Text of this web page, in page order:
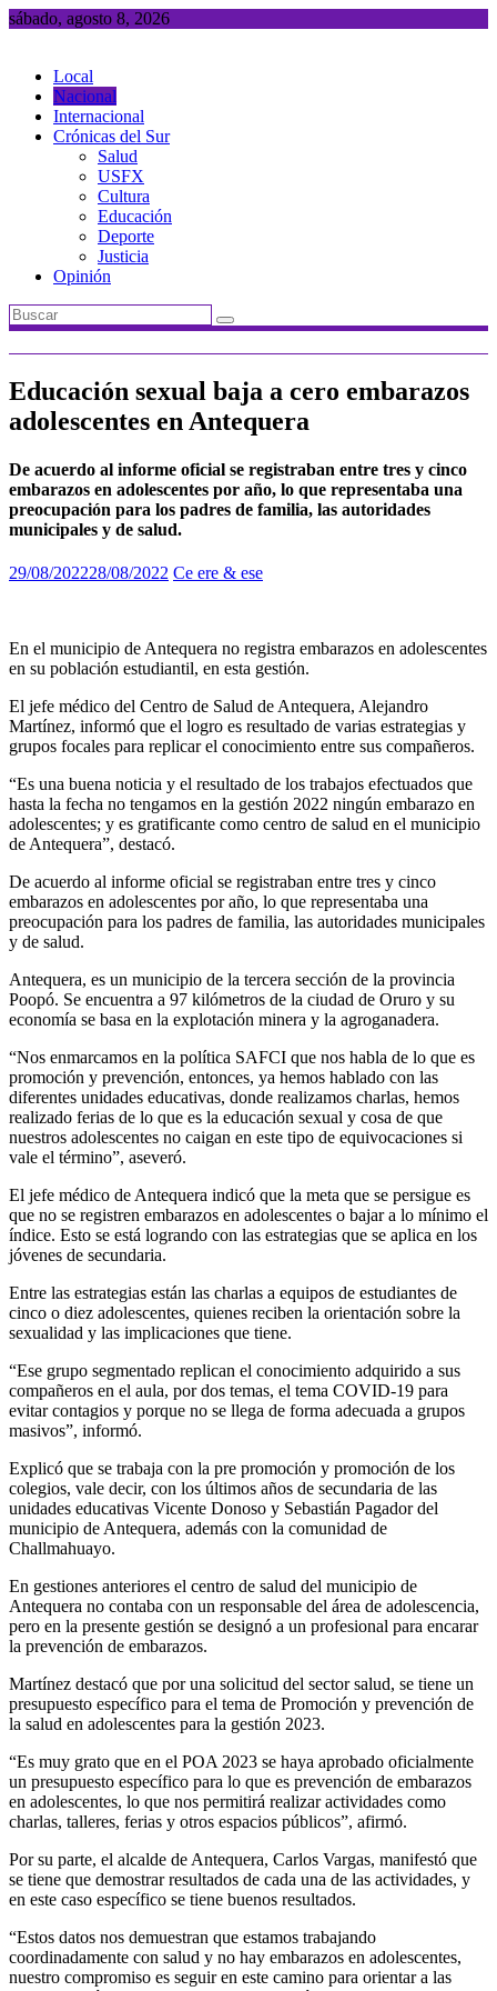
Saltar
sábado, agosto 8, 2026
Local
Nacional
Internacional
Crónicas del Sur
Salud
USFX
Cultura
Educación
Deporte
Justicia
Opinión
Educación sexual baja a cero embarazos
adolescentes en Antequera
De acuerdo al informe oficial se registraban entre tres y cinco
embarazos en adolescentes por año, lo que representaba una
preocupación para los padres de familia, las autoridades
municipales y de salud.
29/08/202228/08/2022 Ce ere & ese
En el municipio de Antequera no registra embarazos en adolescentes
en su población estudiantil, en esta gestión.
El jefe médico del Centro de Salud de Antequera, Alejandro
Martínez, informó que el logro es resultado de varias estrategias y
grupos focales para replicar el conocimiento entre sus compañeros.
“Es una buena noticia y el resultado de los trabajos efectuados que
hasta la fecha no tengamos en la gestión 2022 ningún embarazo en
adolescentes; y es gratificante como centro de salud en el municipio
de Antequera”, destacó.
De acuerdo al informe oficial se registraban entre tres y cinco
embarazos en adolescentes por año, lo que representaba una
preocupación para los padres de familia, las autoridades municipales
y de salud.
Antequera, es un municipio de la tercera sección de la provincia
Poopó. Se encuentra a 97 kilómetros de la ciudad de Oruro y su
economía se basa en la explotación minera y la agroganadera.
“Nos enmarcamos en la política SAFCI que nos habla de lo que es
promoción y prevención, entonces, ya hemos hablado con las
diferentes unidades educativas, donde realizamos charlas, hemos
realizado ferias de lo que es la educación sexual y cosa de que
nuestros adolescentes no caigan en este tipo de equivocaciones si
vale el término”, aseveró.
El jefe médico de Antequera indicó que la meta que se persigue es
que no se registren embarazos en adolescentes o bajar a lo mínimo el
índice. Esto se está logrando con las estrategias que se aplica en los
jóvenes de secundaria.
Entre las estrategias están las charlas a equipos de estudiantes de
cinco o diez adolescentes, quienes reciben la orientación sobre la
sexualidad y las implicaciones que tiene.
“Ese grupo segmentado replican el conocimiento adquirido a sus
compañeros en el aula, por dos temas, el tema COVID-19 para
evitar contagios y porque no se llega de forma adecuada a grupos
masivos”, informó.
Explicó que se trabaja con la pre promoción y promoción de los
colegios, vale decir, con los últimos años de secundaria de las
unidades educativas Vicente Donoso y Sebastián Pagador del
municipio de Antequera, además con la comunidad de
Challmahuayo.
En gestiones anteriores el centro de salud del municipio de
Antequera no contaba con un responsable del área de adolescencia,
pero en la presente gestión se designó a un profesional para encarar
la prevención de embarazos.
Martínez destacó que por una solicitud del sector salud, se tiene un
presupuesto específico para el tema de Promoción y prevención de
la salud en adolescentes para la gestión 2023.
“Es muy grato que en el POA 2023 se haya aprobado oficialmente
un presupuesto específico para lo que es prevención de embarazos
en adolescentes, lo que nos permitirá realizar actividades como
charlas, talleres, ferias y otros espacios públicos”, afirmó.
Por su parte, el alcalde de Antequera, Carlos Vargas, manifestó que
se tiene que demostrar resultados de cada una de las actividades, y
en este caso específico se tiene buenos resultados.
“Estos datos nos demuestran que estamos trabajando
coordinadamente con salud y no hay embarazos en adolescentes,
nuestro compromiso es seguir en este camino para orientar a las